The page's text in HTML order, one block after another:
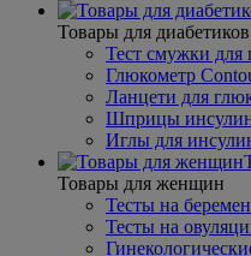
Товары для диабетиков
Тест смужки для
Глюкометр
Ланцети для
Шприцы
Иглы для
Товары для женщин
Тесты на
Тесты на